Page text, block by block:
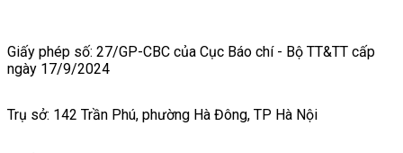
Giấy phép số: 27/GP-CBC của Cục Báo chí - Bộ TT&TT cấp
ngày 17/9/2024
Trụ sở: 142 Trần Phú, phường Hà Đông, TP Hà Nội